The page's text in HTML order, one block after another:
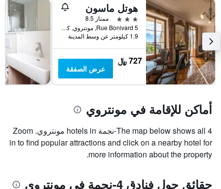
هوتل ماسون
3 نجوم
ممتاز 8.5
Rue Bonivard 5, مونتروي, كانتون فود, سويسرا
1.9 كيلومتر عن وسط المدينة
727 ﷼
عرض الصفقة
أماكن للإقامة في مونتروي
The map below shows all 4-نجمة hotels in مونتروي. Zoom
in to find popular attractions and click on a nearby hotel for
more information about the property.
حقائق حول فنادق 4-نجمة في مونتروي